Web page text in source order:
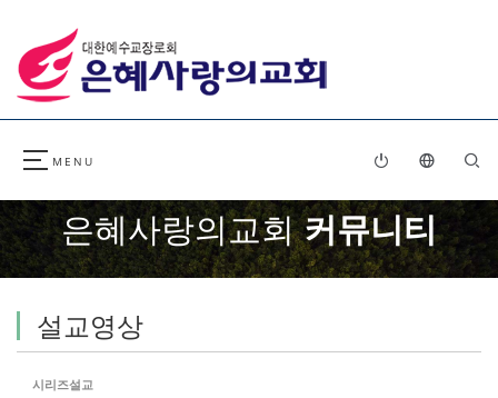
은혜사랑의교회커뮤니티
설교영상
시리즈설교